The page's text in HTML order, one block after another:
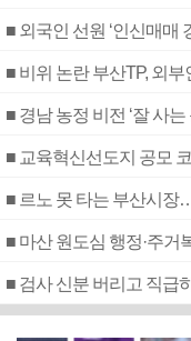
■ 외국인 선원 ‘인신매매
■ 비위 논란 부산TP, 외부
■ 경남 농정 비전 ‘잘 사
■ 교육혁신선도지 공모
■ 르노 못 타는 부산시장
■ 마산 원도심 행정·주거